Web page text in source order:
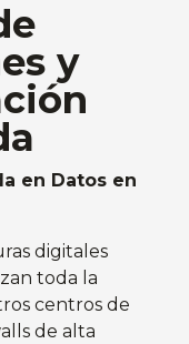
y
en Datos en
digitales
toda la
centros de
de alta